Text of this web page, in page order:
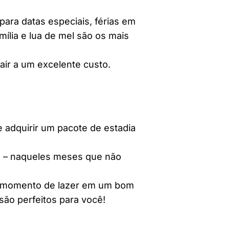
datas especiais, férias em
e lua de mel são os mais
a um excelente custo.
adquirir um pacote de estadia
naqueles meses que não
de lazer em um bom
perfeitos para você!